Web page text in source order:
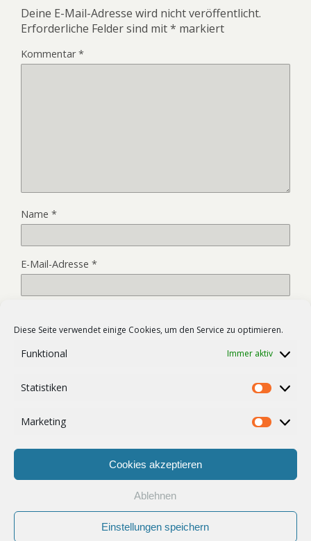
Diese Seite verwendet einige Cookies, um den Service zu optimieren.
Funktional Immer aktiv
Statistiken
Marketing
Cookies akzeptieren
Ablehnen
Einstellungen speichern
Deine E-Mail-Adresse wird nicht veröffentlicht.
Erforderliche Felder sind mit* markiert
Kommentar*
Name *
E-Mail-Adresse *
meinen nächsten Kommentar speichern.
Zum Seitenanfang
Mobil Desktop